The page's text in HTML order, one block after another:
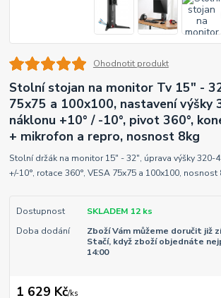
Ohodnotit produkt
Stolní stojan na monitor Tv 15" -
75x75 a 100x100, nastavení výšky
náklonu +10° / -10°, pivot 360°,
+ mikrofon a repro, nosnost 8kg
Stolní držák na monitor 15" - 32", úprava výšky 320-
+/-10°, rotace 360°, VESA 75x75 a 100x100, nosnost
Dostupnost
SKLADEM 12 ks
Doba dodání
Zboží Vám můžeme doručit již
Stačí, když zboží objednáte
14:00
1 629 Kč/ks